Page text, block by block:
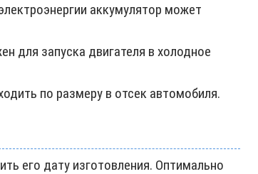
аккумулятор может
для запуска двигателя в холодное
по размеру в отсек автомобиля.
его дату изготовления. Оптимально